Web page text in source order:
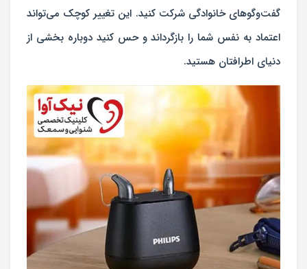
گفت‌وگوهای خانوادگی شرکت کنید. این تغییر کوچک می‌تواند
اعتماد به نفس شما را بازگرداند و حس کنید دوباره بخشی از
دنیای اطرافتان هستید.